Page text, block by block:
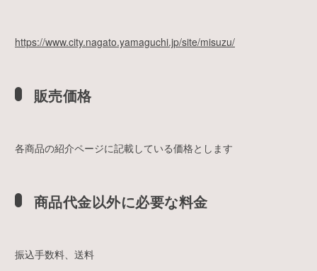
https://www.city.nagato.yamaguchi.jp/site/misuzu/
販売価格
各商品の紹介ページに記載している価格とします
商品代金以外に必要な料金
振込手数料、送料